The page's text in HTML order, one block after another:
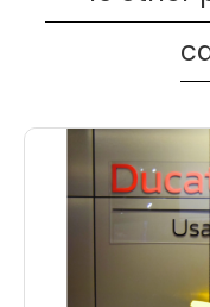
Portamatrículas
* MOTO TOTALMENTE
* PRECIO ANUNCIADO
* IVA NO DEDUCIBLE
* ENVÍO DISPONIBLE